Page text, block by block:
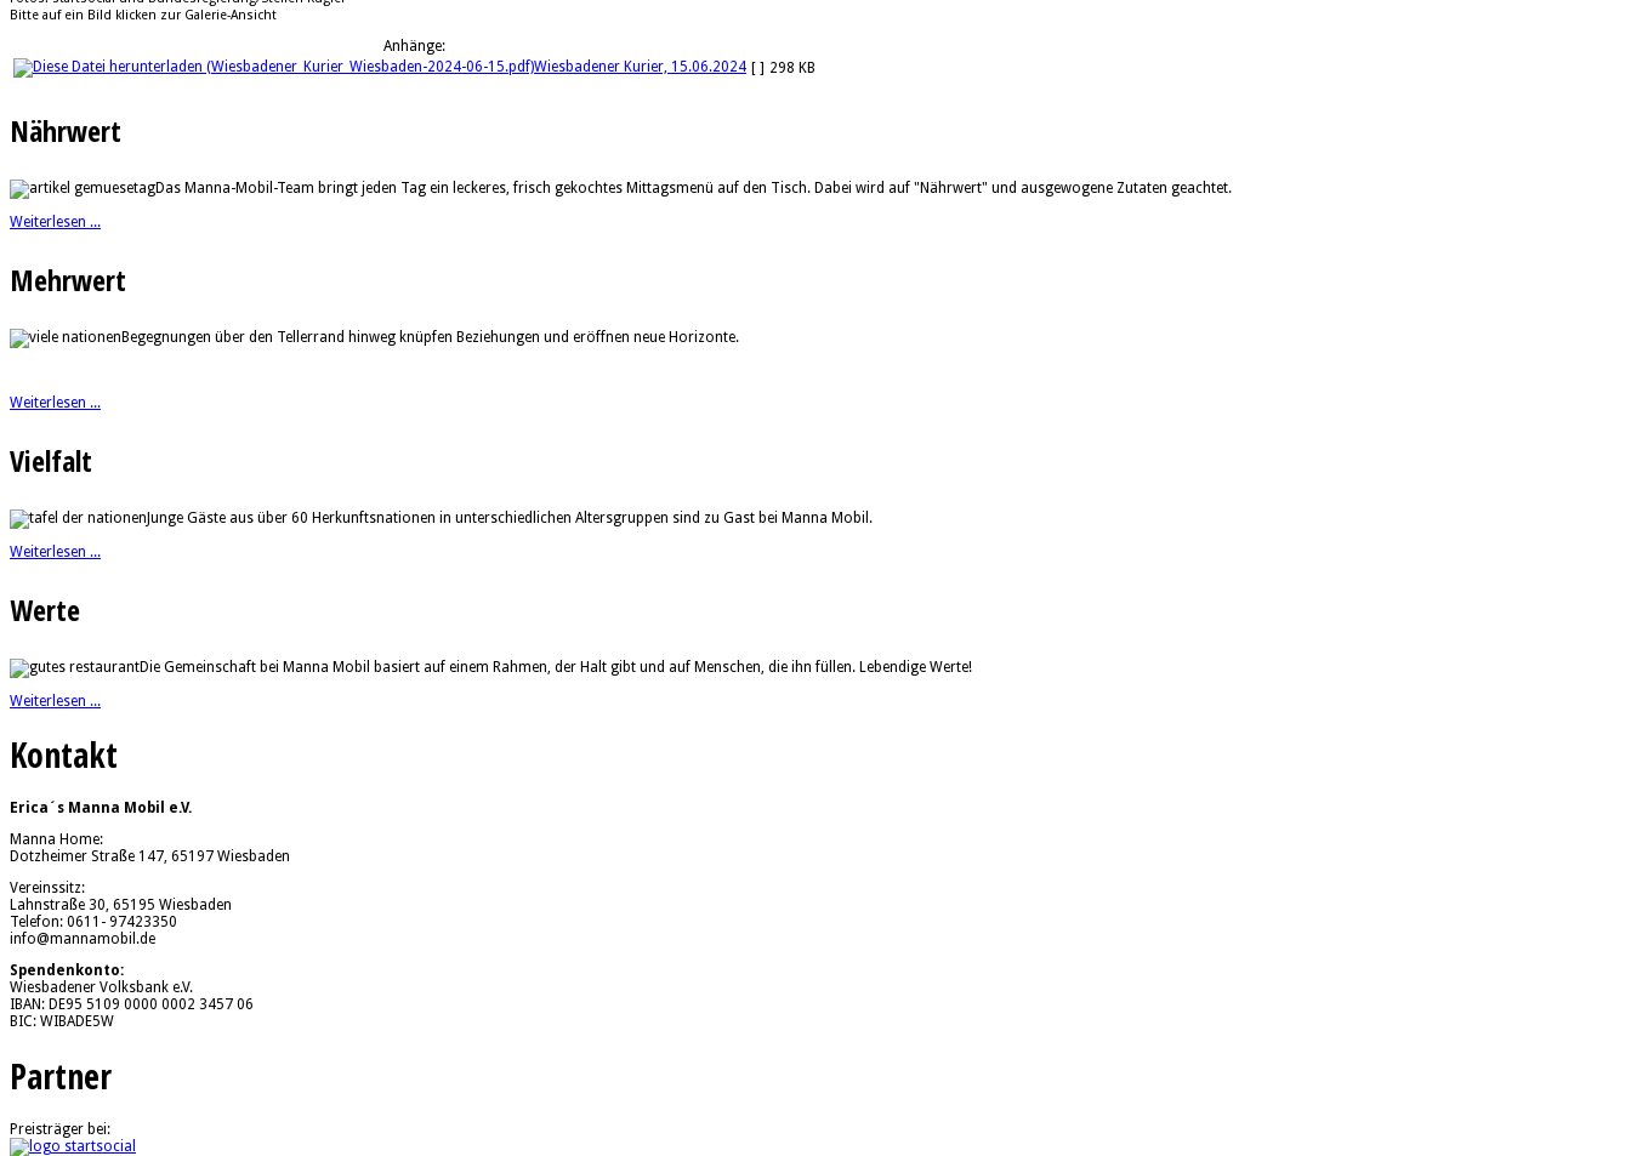
Bitte auf ein Bild klicken zur Galerie-Ansicht
Anhänge:
Wiesbadener Kurier, 15.06.2024 [ ] 298 KB
Nährwert
Das Manna-Mobil-Team bringt jeden Tag ein leckeres, frisch gekochtes Mittagsmenü auf den Tisch. Dabei wird auf "Nährwert" und ausgewogene Zutaten geachtet.
Weiterlesen ...
Mehrwert
Begegnungen über den Tellerrand hinweg knüpfen Beziehungen und eröffnen neue Horizonte.
Weiterlesen ...
Vielfalt
Junge Gäste aus über 60 Herkunftsnationen in unterschiedlichen Altersgruppen sind zu Gast bei Manna Mobil.
Weiterlesen ...
Werte
Die Gemeinschaft bei Manna Mobil basiert auf einem Rahmen, der Halt gibt und auf Menschen, die ihn füllen. Lebendige Werte!
Weiterlesen ...
Kontakt
Erica´s Manna Mobil e.V.
Manna Home:
Dotzheimer Straße 147, 65197 Wiesbaden
Vereinssitz:
Lahnstraße 30, 65195 Wiesbaden
Telefon: 0611- 97423350
info@mannamobil.de
Spendenkonto:
Wiesbadener Volksbank e.V.
IBAN: DE95 5109 0000 0002 3457 06
BIC: WIBADE5W
Partner
Preisträger bei: